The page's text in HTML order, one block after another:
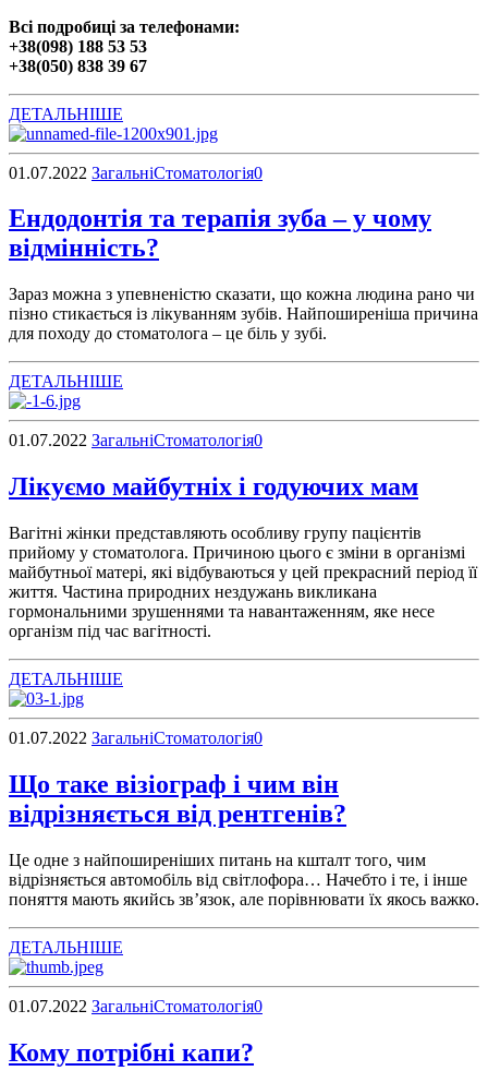
Всі подробиці за телефонами:
+38(098) 188 53 53
+38(050) 838 39 67
ДЕТАЛЬНІШЕ
01.07.2022 ЗагальніСтоматологія0
Ендодонтія та терапія зуба – у чому
відмінність?
Зараз можна з упевненістю сказати, що кожна людина рано чи
пізно стикається із лікуванням зубів. Найпоширеніша причина
для походу до стоматолога – це біль у зубі.
ДЕТАЛЬНІШЕ
01.07.2022 ЗагальніСтоматологія0
Лікуємо майбутніх і годуючих мам
Вагітні жінки представляють особливу групу пацієнтів
прийому у стоматолога. Причиною цього є зміни в організмі
майбутньої матері, які відбуваються у цей прекрасний період її
життя. Частина природних нездужань викликана
гормональними зрушеннями та навантаженням, яке несе
організм під час вагітності.
ДЕТАЛЬНІШЕ
01.07.2022 ЗагальніСтоматологія0
Що таке візіограф і чим він
відрізняється від рентгенів?
Це одне з найпоширеніших питань на кшталт того, чим
відрізняється автомобіль від світлофора… Начебто і те, і інше
поняття мають якийсь зв’язок, але порівнювати їх якось важко.
ДЕТАЛЬНІШЕ
01.07.2022 ЗагальніСтоматологія0
Кому потрібні капи?